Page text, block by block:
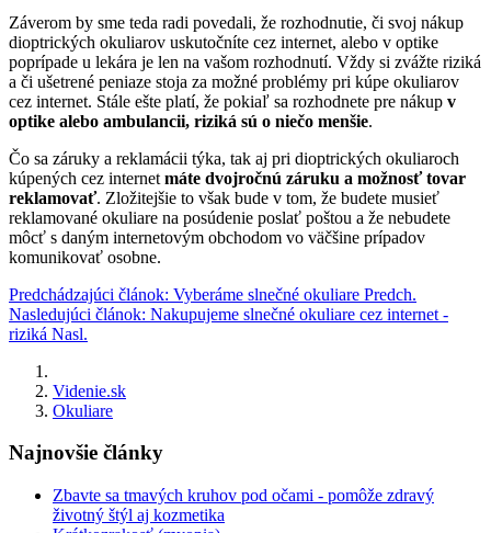
Záverom by sme teda radi povedali, že rozhodnutie, či svoj nákup
dioptrických okuliarov uskutočníte cez internet, alebo v optike
poprípade u lekára je len na vašom rozhodnutí. Vždy si zvážte riziká
a či ušetrené peniaze stoja za možné problémy pri kúpe okuliarov
cez internet. Stále ešte platí, že pokiaľ sa rozhodnete pre nákup v
optike alebo ambulancii, riziká sú o niečo menšie.
Čo sa záruky a reklamácii týka, tak aj pri dioptrických okuliaroch
kúpených cez internet máte dvojročnú záruku a možnosť tovar
reklamovať. Zložitejšie to však bude v tom, že budete musieť
reklamované okuliare na posúdenie poslať poštou a že nebudete
môcť s daným internetovým obchodom vo väčšine prípadov
komunikovať osobne.
Predchádzajúci článok: Vyberáme slnečné okuliare Predch.
Nasledujúci článok: Nakupujeme slnečné okuliare cez internet -
riziká Nasl.
Videnie.sk
Okuliare
Najnovšie články
Zbavte sa tmavých kruhov pod očami - pomôže zdravý
životný štýl aj kozmetika